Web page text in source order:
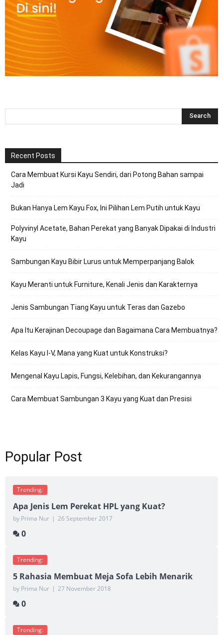
Recent Posts
Cara Membuat Kursi Kayu Sendiri, dari Potong Bahan sampai
Jadi
Bukan Hanya Lem Kayu Fox, Ini Pilihan Lem Putih untuk Kayu
Polyvinyl Acetate, Bahan Perekat yang Banyak Dipakai di Industri
Kayu
Sambungan Kayu Bibir Lurus untuk Memperpanjang Balok
Kayu Meranti untuk Furniture, Kenali Jenis dan Karakternya
Jenis Sambungan Tiang Kayu untuk Teras dan Gazebo
Apa Itu Kerajinan Decoupage dan Bagaimana Cara Membuatnya?
Kelas Kayu I-V, Mana yang Kuat untuk Konstruksi?
Mengenal Kayu Lapis, Fungsi, Kelebihan, dan Kekurangannya
Cara Membuat Sambungan 3 Kayu yang Kuat dan Presisi
Popular Post
Trending:
Apa Jenis Lem Perekat HPL yang Kuat?
by Prima Nur | 26 September 2017
0
Trending:
5 Rahasia Membuat Meja Sofa Lebih Menarik
by Prima Nur | 27 November 2018
0
Trending: